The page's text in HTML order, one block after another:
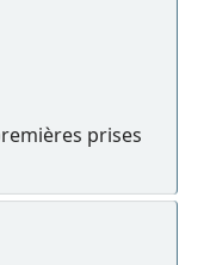
prises